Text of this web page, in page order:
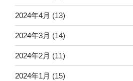
2024年4月 (13)
2024年3月 (14)
2024年2月 (11)
2024年1月 (15)